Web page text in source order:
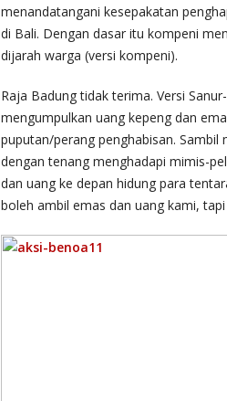
menandatangani kesepakatan
di Bali. Dengan dasar itu kompeni
dijarah warga (versi kompeni).
Raja Badung tidak terima. Versi
mengumpulkan uang kepeng dan
puputan/perang penghabisan.
dengan tenang menghadapi mimis-
dan uang ke depan hidung para
boleh ambil emas dan uang kami, tapi